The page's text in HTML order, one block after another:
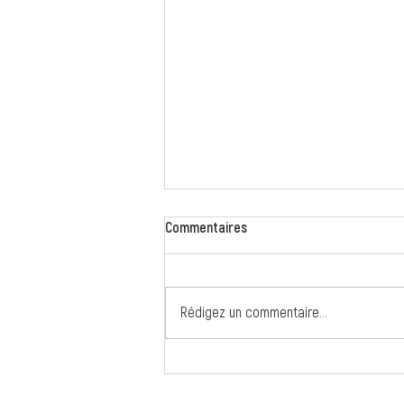
Commentaires
Rédigez un commentaire...